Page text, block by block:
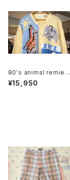
80's animal remie c
otton knit crewneck
Cardigan
¥15,950